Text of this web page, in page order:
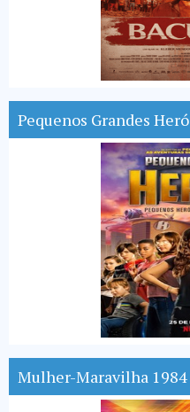
Pequenos Grandes
Mulher-Maravilha 1984